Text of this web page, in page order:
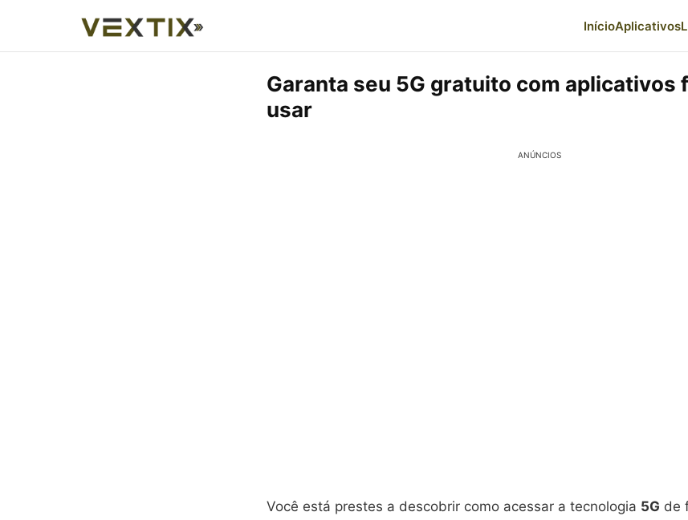
InícioAplicativos
Garanta seu 5G gratuito com aplicativos
usar
ANÚNCIOS
Você está prestes a descobrir como acessar a tecnologia 5G de